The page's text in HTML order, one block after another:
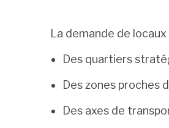
La demande de
Des quartiers
Des zones proches
Des axes de